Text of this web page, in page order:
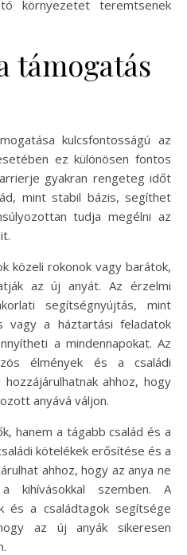
környezetet teremtsenek
támogatás
kulcsfontosságú az
ez különösen fontos
gyakran rengeteg időt
mint stabil bázis, segíthet
tudja megélni az
közeli rokonok vagy barátok,
az új anyát. Az érzelmi
segítségnyújtás, mint
vagy a háztartási feladatok
a mindennapokat. Az
élmények és a családi
ahhoz, hogy
anyává váljon.
hanem a tágabb család és a
kötelékek erősítése és a
ahhoz, hogy az anya ne
kihívásokkal szemben. A
és a családtagok segítsége
az új anyák sikeresen